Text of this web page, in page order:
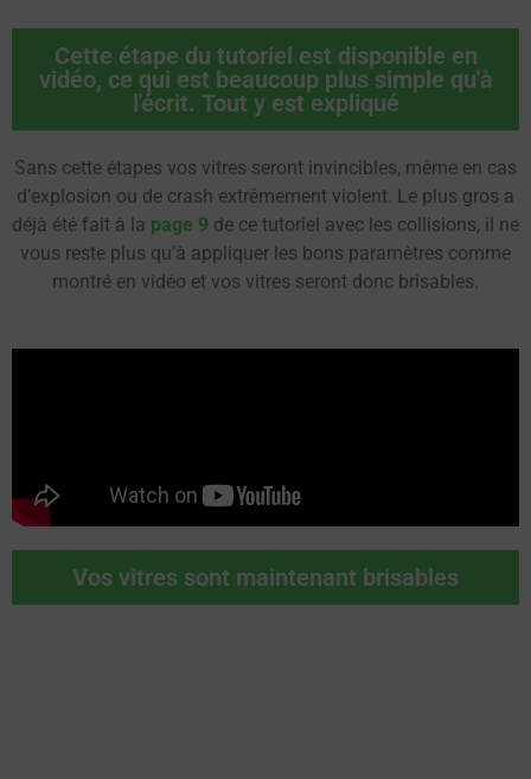
Cette étape du tutoriel est disponible en
vidéo, ce qui est beaucoup plus simple qu'à
l'écrit. Tout y est expliqué
Sans cette étapes vos vitres seront invincibles, même en cas
d’explosion ou de crash extrêmement violent. Le plus gros a
déjà été fait à la page 9 de ce tutoriel avec les collisions, il ne
vous reste plus qu’à appliquer les bons paramètres comme
montré en vidéo et vos vitres seront donc brisables.
Vos vitres sont maintenant brisables